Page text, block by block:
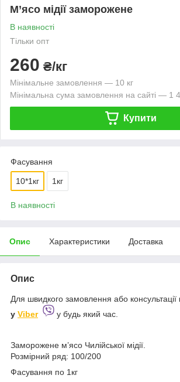
М’ясо мідії заморожене
В наявності
Тільки опт
260 ₴/кг
Мінімальне замовлення — 10 кг
Мінімальна сума замовлення на сайті — 1
Купити
Фасування
10*1кг 1кг
В наявності
Опис Характеристики Доставка
Опис
Для швидкого замовлення або консультації
у Viber у будь який час.
Заморожене м’ясо Чилійської мідії.
Розмірний ряд: 100/200
Фасування по 1кг